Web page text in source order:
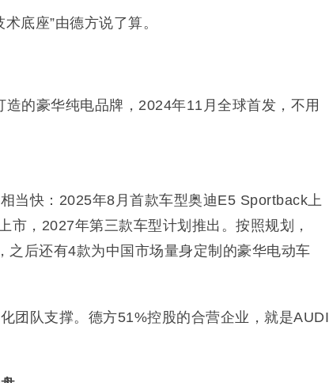
底座”由德方说了算。
的豪华纯电品牌，2024年11月全球首发，不用
当快：2025年8月首款车型奥迪E5 Sportback上
市，2027年第三款车型计划推出。按照规划，
之后还有4款为中国市场量身定制的豪华电动车
团队支撑。德方51%控股的合营企业，就是AUDI